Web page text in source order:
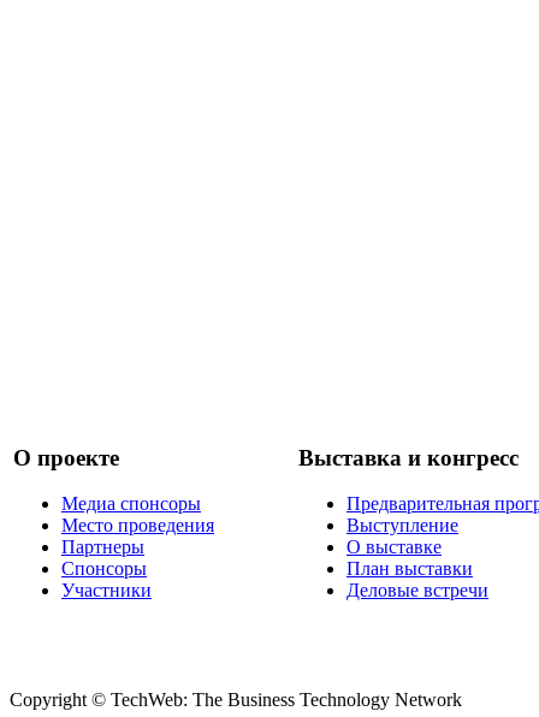
О проекте
Медиа спонсоры
Место проведения
Партнеры
Спонсоры
Участники
Выставка и конгресс
Предварительная
Выступление
О выставке
План выставки
Деловые встречи
Copyright © TechWeb: The Business Technology Network